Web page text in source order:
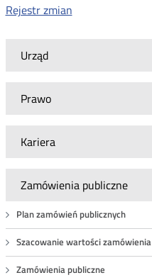
Urząd
Prawo
Kariera
Zamówienia publiczne
Plan zamówień publicznych
Szacowanie wartości zamówienia
Zamówienia publiczne
Rejestr zmian